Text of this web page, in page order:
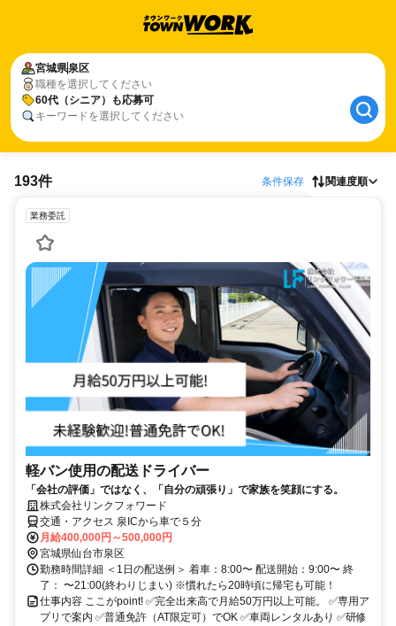
宮城県泉区
職種を選択してください
60代（シニア）も応募可
キーワードを選択してください
193件 条件保存 関連度順
業務委託
軽バン使用の配送ドライバー
「会社の評価」ではなく、「自分の頑張り」で家族を笑顔にする。
株式会社リンクフォワード
交通・アクセス 泉ICから車で５分
月給400,000円～500,000円
宮城県仙台市泉区
勤務時間詳細 ＜1日の配送例＞ 着車：8:00〜 配送開始：9:00〜 終
了： 〜21:00(終わりじまい) ※慣れたら20時頃に帰宅も可能！
仕事内容 ここがpoint! ✅完全出来高で月給50万円以上可能。 ✅専用ア
プリで案内 ✅普通免許（AT限定可）でOK ✅車両レンタルあり ✅研修